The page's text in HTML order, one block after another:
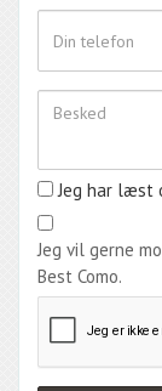
Jeg har læst
Jeg vil gerne
Best Como.